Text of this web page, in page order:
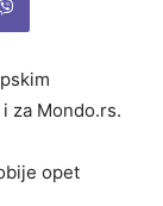
za Mondo.rs.
opet